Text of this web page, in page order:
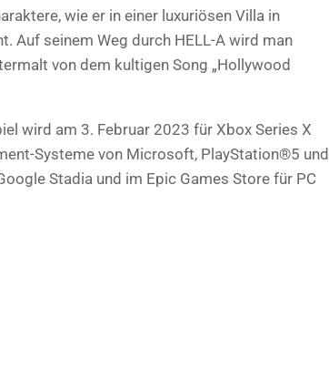
wie er in einer luxuriösen Villa in
Auf seinem Weg durch HELL-A wird man
von dem kultigen Song „Hollywood
wird am 3. Februar 2023 für Xbox Series X
Systeme von Microsoft, PlayStation®5 und
Stadia und im Epic Games Store für PC